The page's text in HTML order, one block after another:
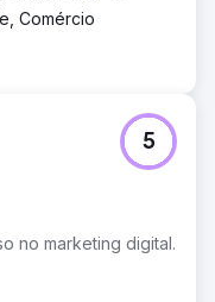
Comércio
no marketing digital.
5